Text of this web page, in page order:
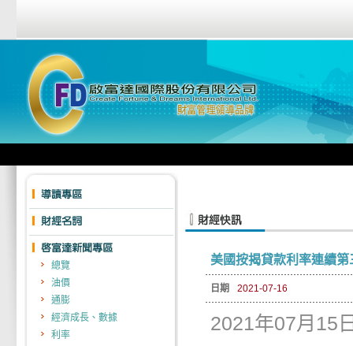
總覽
油價
通膨
經濟成長、數據
利率
美國按揭貸款利率連續
日期 2021-07-16
2021年07月15